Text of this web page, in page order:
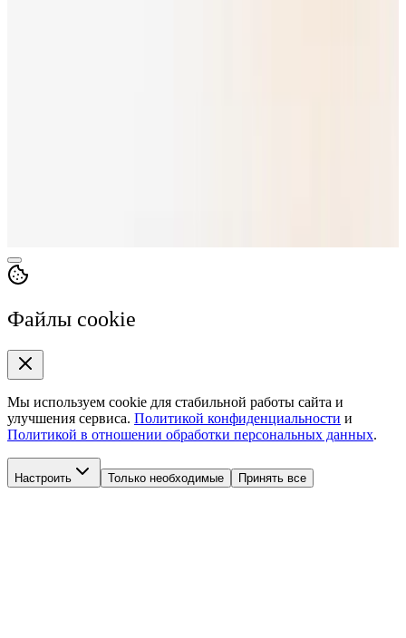
Файлы cookie
Мы используем cookie для стабильной работы сайта и
улучшения сервиса. Политикой конфиденциальности и
Политикой в отношении обработки персональных данных.
Настроить Только необходимые Принять все